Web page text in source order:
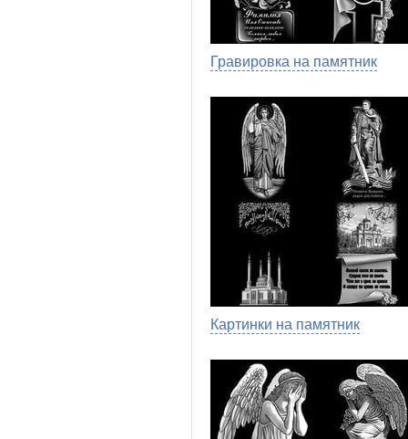
Гравировка на памятник
Картинки на памятник